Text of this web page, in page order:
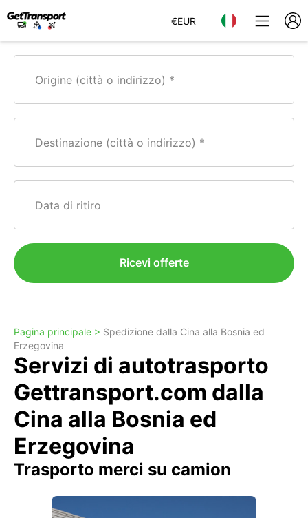
€EUR
Origine (città o indirizzo)
Destinazione (città o indirizzo)
Data di ritiro
Ricevi offerte
Pagina principale > Spedizione dalla Cina alla Bosnia ed
Erzegovina
Servizi di autotrasporto
Gettransport.com dalla
Cina alla Bosnia ed
Erzegovina
Trasporto merci su camion